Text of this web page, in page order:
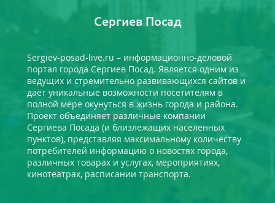
Сергиев Посад
Sergiev-posad-live.ru – информационно-деловой
портал города Сергиев Посад. Является одним из
ведущих и стремительно развивающихся сайтов и
даёт уникальные возможности посетителям в
полной мере окунуться в жизнь города и района.
Проект объединяет различные компании
Сергиева Посада (и близлежащих населенных
пунктов), представляя максимальному количеству
потребителей информацию о новостях города,
различных товарах и услугах, мероприятиях,
кинотеатрах, расписании транспорта.